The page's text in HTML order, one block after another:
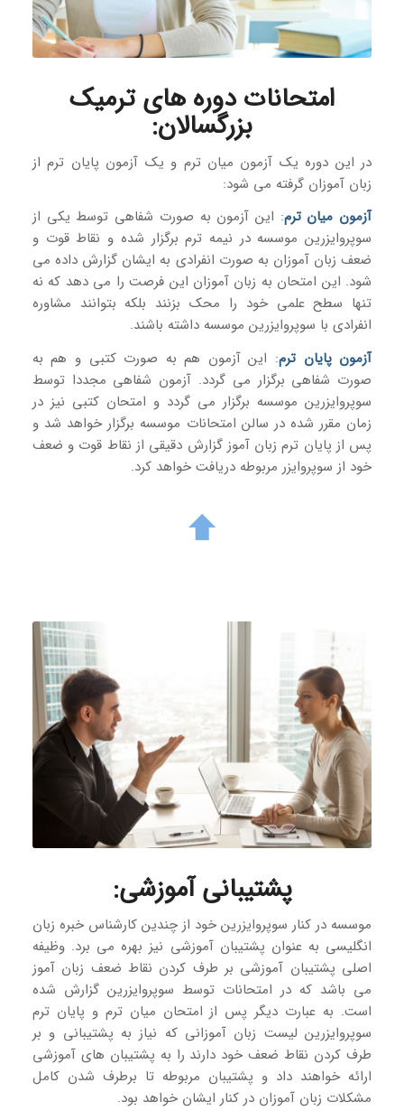
امتحانات دوره های ترمیک
بزرگسالان:
در این دوره یک آزمون میان ترم و یک آزمون پایان ترم از
زبان آموزان گرفته می شود:
آزمون میان ترم: این آزمون به صورت شفاهی توسط یکی از
سوپروایزرین موسسه در نیمه ترم برگزار شده و نقاط قوت و
ضعف زبان آموزان به صورت انفرادی به ایشان گزارش داده می
شود. این امتحان به زبان آموزان این فرصت را می دهد که نه
تنها سطح علمی خود را محک بزنند بلکه بتوانند مشاوره
انفرادی با سوپروایزرین موسسه داشته باشند.
آزمون پایان ترم: این آزمون هم به صورت کتبی و هم به
صورت شفاهی برگزار می گردد. آزمون شفاهی مجددا توسط
سوپروایزرین موسسه برگزار می گردد و امتحان کتبی نیز در
زمان مقرر شده در سالن امتحانات موسسه برگزار خواهد شد و
پس از پایان ترم زبان آموز گزارش دقیقی از نقاط قوت و ضعف
خود از سوپروایزر مربوطه دریافت خواهد کرد.
پشتیبانی آموزشی:
موسسه در کنار سوپروایزرین خود از چندین کارشناس خبره زبان
انگلیسی به عنوان پشتیبان آموزشی نیز بهره می برد. وظیفه
اصلی پشتیبان آموزشی بر طرف کردن نقاط ضعف زبان آموز
می باشد که در امتحانات توسط سوپروایزرین گزارش شده
است. به عبارت دیگر پس از امتحان میان ترم و پایان ترم
سوپروایزرین لیست زبان آموزانی که نیاز به پشتیبانی و بر
طرف کردن نقاط ضعف خود دارند را به پشتیبان های آموزشی
ارائه خواهند داد و پشتیبان مربوطه تا برطرف شدن کامل
مشکلات زبان آموزان در کنار ایشان خواهد بود.